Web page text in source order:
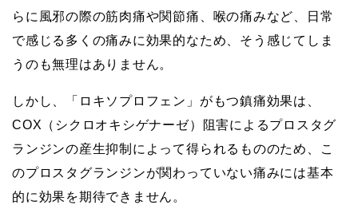
らに風邪の際の筋肉痛や関節痛、喉の痛みなど、日常
で感じる多くの痛みに効果的なため、そう感じてしま
うのも無理はありません。
しかし、「ロキソプロフェン」がもつ鎮痛効果は、
COX（シクロオキシゲナーゼ）阻害によるプロスタグ
ランジンの産生抑制によって得られるもののため、こ
のプロスタグランジンが関わっていない痛みには基本
的に効果を期待できません。